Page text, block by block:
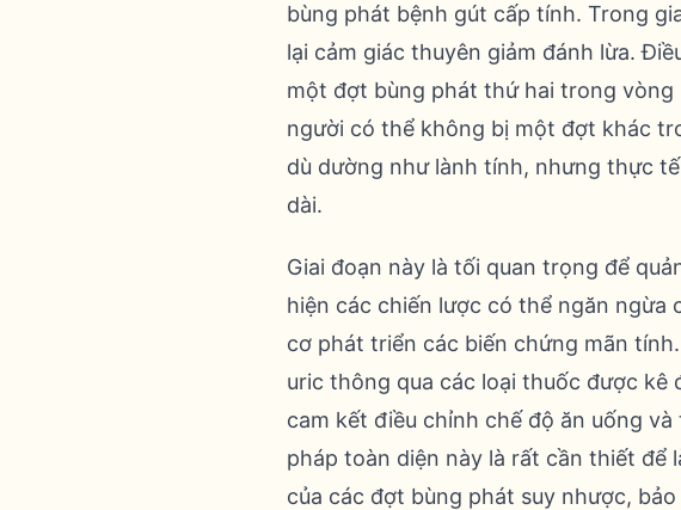
bùng phát bệnh gút cấp tính. Trong
lại cảm giác thuyên giảm đánh lừa.
một đợt bùng phát thứ hai trong vòng
người có thể không bị một đợt khác
dù dường như lành tính, nhưng thực
dài.
Giai đoạn này là tối quan trọng để
hiện các chiến lược có thể ngăn
cơ phát triển các biến chứng mãn
uric thông qua các loại thuốc được kê
cam kết điều chỉnh chế độ ăn uống
pháp toàn diện này là rất cần thiết để
của các đợt bùng phát suy nhược,